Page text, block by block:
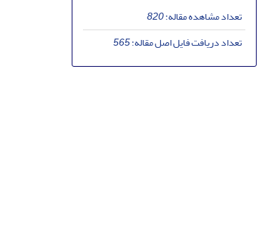
تعداد مشاهده مقاله:820
تعداد دریافت فایل اصل مقاله:565